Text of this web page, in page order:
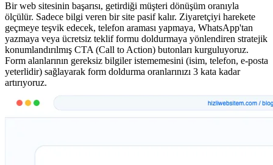
Bir web sitesinin başarısı, getirdiği müşteri dönüşüm oranıyla
ölçülür. Sadece bilgi veren bir site pasif kalır. Ziyaretçiyi harekete
geçmeye teşvik edecek, telefon araması yapmaya, WhatsApp'tan
yazmaya veya ücretsiz teklif formu doldurmaya yönlendiren stratejik
konumlandırılmış CTA (Call to Action) butonları kurguluyoruz.
Form alanlarının gereksiz bilgiler istememesini (isim, telefon, e-posta
yeterlidir) sağlayarak form doldurma oranlarınızı 3 kata kadar
artırıyoruz.